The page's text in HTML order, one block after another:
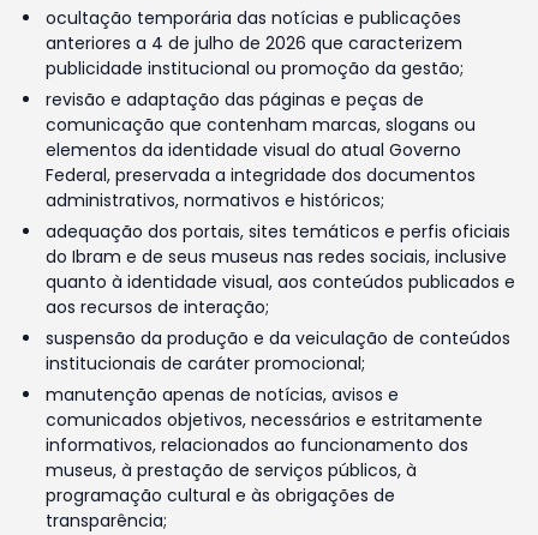
ocultação temporária das notícias e publicações
anteriores a 4 de julho de 2026 que caracterizem
publicidade institucional ou promoção da gestão;
revisão e adaptação das páginas e peças de
comunicação que contenham marcas, slogans ou
elementos da identidade visual do atual Governo
Federal, preservada a integridade dos documentos
administrativos, normativos e históricos;
adequação dos portais, sites temáticos e perfis oficiais
do Ibram e de seus museus nas redes sociais, inclusive
quanto à identidade visual, aos conteúdos publicados e
aos recursos de interação;
suspensão da produção e da veiculação de conteúdos
institucionais de caráter promocional;
manutenção apenas de notícias, avisos e
comunicados objetivos, necessários e estritamente
informativos, relacionados ao funcionamento dos
museus, à prestação de serviços públicos, à
programação cultural e às obrigações de
transparência;